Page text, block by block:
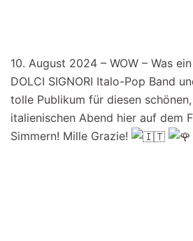
10. August 2024 – WOW – Was
DOLCI SIGNORI Italo-Pop Band
tolle Publikum für diesen
italienischen Abend hier auf dem
Simmern! Mille Grazie!